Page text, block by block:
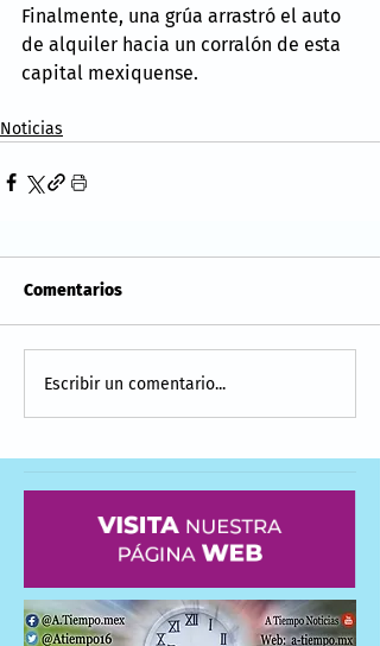
Finalmente, una grúa arrastró el auto
de alquiler hacia un corralón de esta
capital mexiquense.
Noticias
Comentarios
Escribir un comentario...